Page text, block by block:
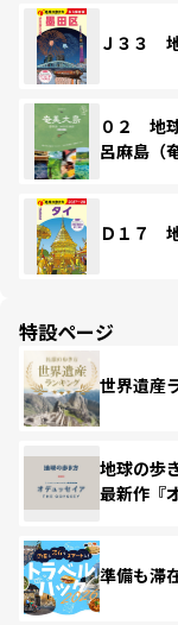
Ｊ３３
０２ 地
呂麻島（
Ｄ１７
特設ページ
世界遺産
地球の歩
最新作『
準備も滞